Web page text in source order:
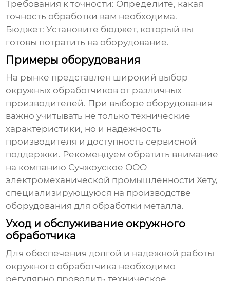
Требования к точности: Определите, какая
точность обработки вам необходима.
Бюджет: Установите бюджет, который вы
готовы потратить на оборудование.
Примеры оборудования
На рынке представлен широкий выбор
окружных обработчиков от различных
производителей. При выборе оборудования
важно учитывать не только технические
характеристики, но и надежность
производителя и доступность сервисной
поддержки. Рекомендуем обратить внимание
на компанию Сучжоуское ООО
электромеханической промышленности Хету,
специализирующуюся на производстве
оборудования для обработки металла.
Уход и обслуживание окружного
обработчика
Для обеспечения долгой и надежной работы
окружного обработчика необходимо